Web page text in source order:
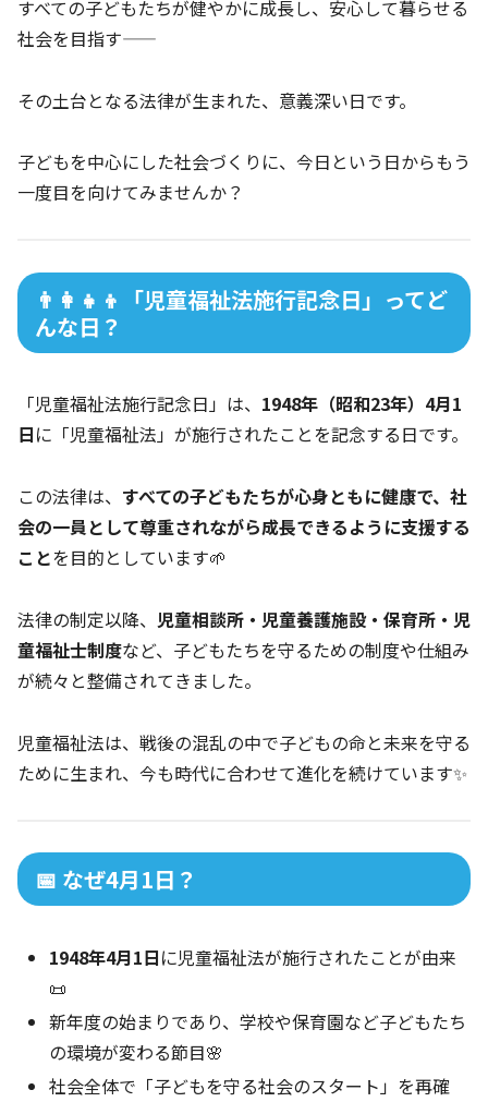
すべての子どもたちが健やかに成長し、安心して暮らせる
社会を目指す――
その土台となる法律が生まれた、意義深い日です。
子どもを中心にした社会づくりに、今日という日からもう
一度目を向けてみませんか？
👨‍👩‍👧‍👦「児童福祉法施行記念日」ってど
んな日？
「児童福祉法施行記念日」は、 1948年（昭和23年）4月1
日に「児童福祉法」が施行されたことを記念する日です。
この法律は、 すべての子どもたちが心身ともに健康で、社
会の一員として尊重されながら成長できるように支援する
ことを目的としています🌱
法律の制定以降、 児童相談所・児童養護施設・保育所・児
童福祉士制度など、子どもたちを守るための制度や仕組み
が続々と整備されてきました。
児童福祉法は、戦後の混乱の中で子どもの命と未来を守る
ために生まれ、今も時代に合わせて進化を続けています✨
📅 なぜ4月1日？
1948年4月1日に児童福祉法が施行されたことが由来
📜
新年度の始まりであり、学校や保育園など子どもたち
の環境が変わる節目🌸
社会全体で「子どもを守る社会のスタート」を再確